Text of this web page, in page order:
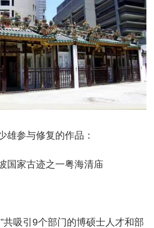
雄参与修复的作品：
国家古迹之一粤海清庙
共吸引9个部门的博硕士人才和部